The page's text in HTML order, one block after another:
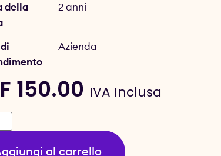
della
2 anni
Azienda
150.00 IVA Inclusa
al carrello